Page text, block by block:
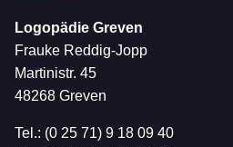
Logopädie Greven
Frauke Reddig-Jopp
Martinistr. 45
48268 Greven
Tel.: (0 25 71) 9 18 09 40